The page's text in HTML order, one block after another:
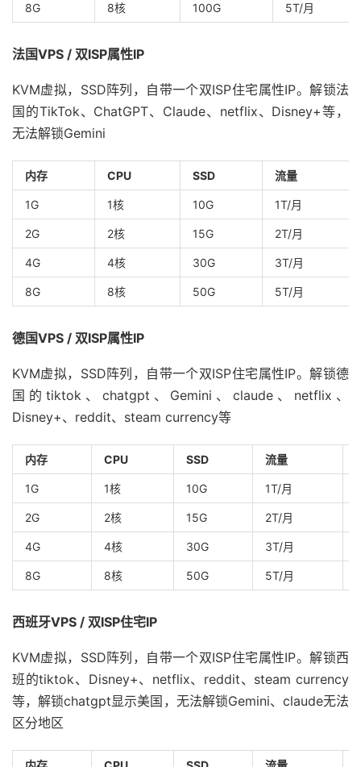
8G 8核 100G 5T/月
法国VPS / 双ISP属性IP
KVM虚拟，SSD阵列，自带一个双ISP住宅属性IP。解锁法
国的TikTok、ChatGPT、Claude、netflix、Disney+等，
无法解锁Gemini
内存 CPU SSD 流量
1G 1核 10G 1T/月
2G 2核 15G 2T/月
4G 4核 30G 3T/月
8G 8核 50G 5T/月
德国VPS / 双ISP属性IP
KVM虚拟，SSD阵列，自带一个双ISP住宅属性IP。解锁德
国的tiktok、chatgpt、Gemini、claude、netflix、
Disney+、reddit、steam currency等
内存 CPU SSD 流量
1G 1核 10G 1T/月
2G 2核 15G 2T/月
4G 4核 30G 3T/月
8G 8核 50G 5T/月
西班牙VPS / 双ISP住宅IP
KVM虚拟，SSD阵列，自带一个双ISP住宅属性IP。解锁西
班的tiktok、Disney+、netflix、reddit、steam currency
等，解锁chatgpt显示美国，无法解锁Gemini、claude无法
区分地区